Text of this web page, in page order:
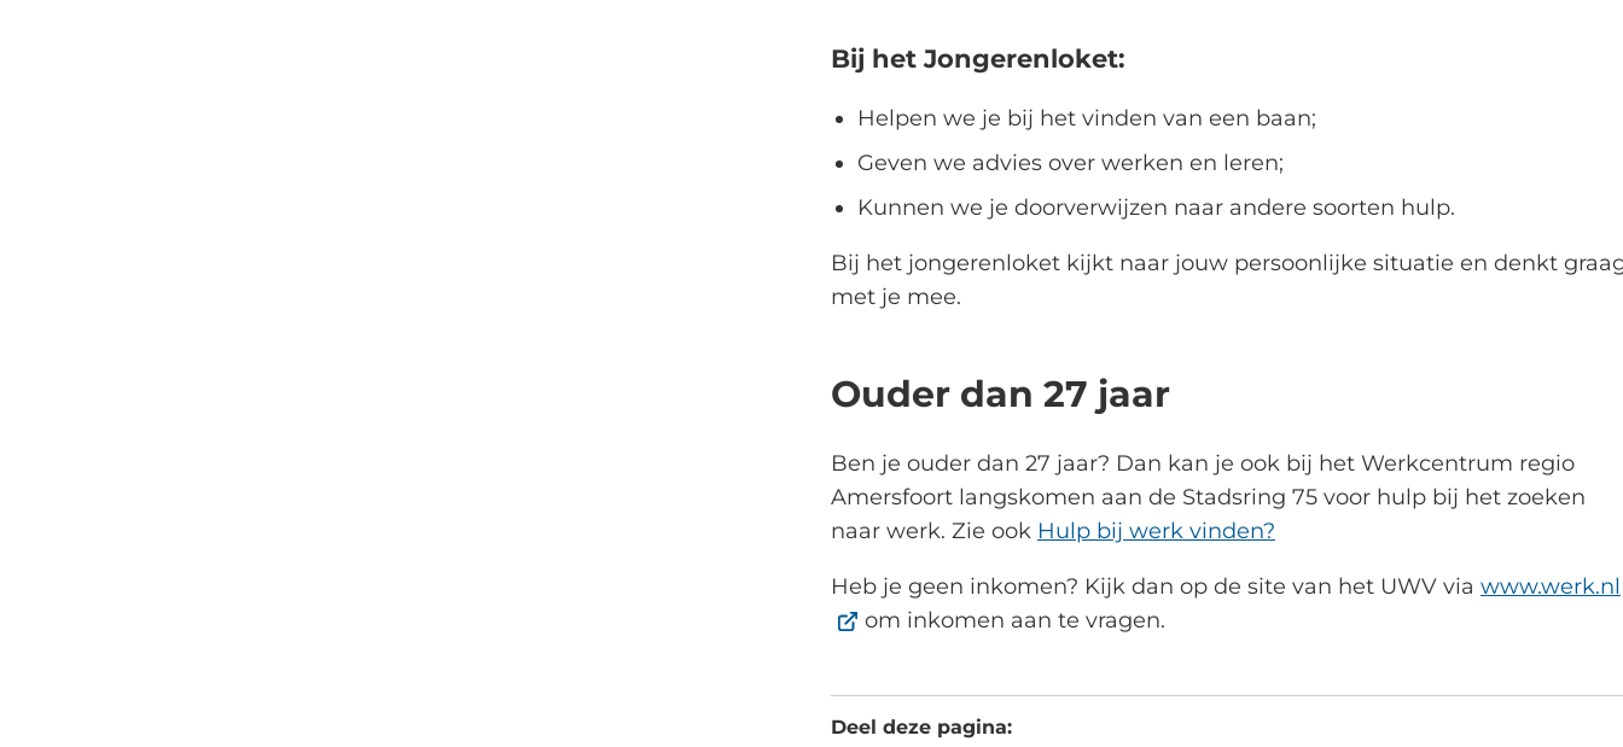
een
website)
Bij het Jongerenloket:
Helpen we je bij het vinden van een baan;
Geven we advies over werken en leren;
Kunnen we je doorverwijzen naar andere soorten hulp.
Bij het jongerenloket kijkt naar jouw persoonlijke situatie en denkt
met je mee.
Ouder dan 27 jaar
Ben je ouder dan 27 jaar? Dan kan je ook bij het Werkcentrum regio
Amersfoort langskomen aan de Stadsring 75 voor hulp bij het zoeken
naar werk. Zie ook Hulp bij werk vinden?
Heb je geen inkomen? Kijk dan op de site van het UWV via www.werk.nl
om inkomen aan te vragen.
Deel deze pagina: